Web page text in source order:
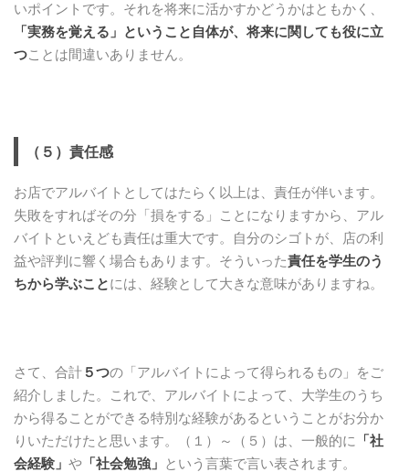
いポイントです。それを将来に活かすかどうかはともかく、
「実務を覚える」ということ自体が、将来に関しても役に立
つことは間違いありません。
（５）責任感
お店でアルバイトとしてはたらく以上は、責任が伴います。
失敗をすればその分「損をする」ことになりますから、アル
バイトといえども責任は重大です。自分のシゴトが、店の利
益や評判に響く場合もあります。そういった責任を学生のう
ちから学ぶことには、経験として大きな意味がありますね。
さて、合計５つの「アルバイトによって得られるもの」をご
紹介しました。これで、アルバイトによって、大学生のうち
から得ることができる特別な経験があるということがお分か
りいただけたと思います。（１）～（５）は、一般的に
「社
会経験」 や 「社会勉強」 という言葉で言い表されます。